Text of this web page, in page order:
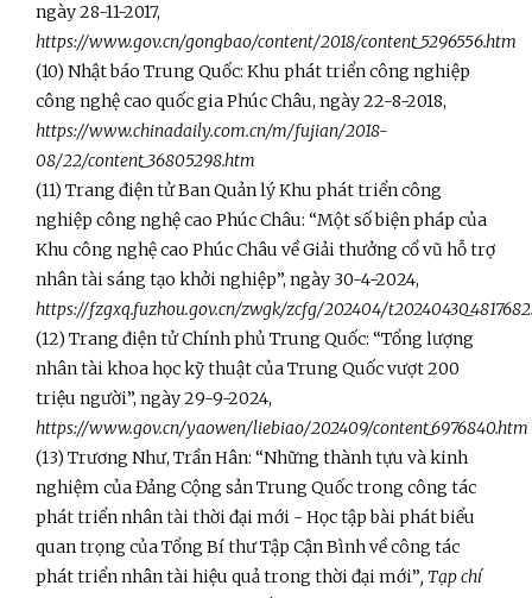
ngày 28-11-2017,
https://www.gov.cn/gongbao/content/2018/content_5296556.htm
(10) Nhật báo Trung Quốc: Khu phát triển công nghiệp
công nghệ cao quốc gia Phúc Châu, ngày 22-8-2018,
https://www.chinadaily.com.cn/m/fujian/2018-
08/22/content_36805298.htm
(11) Trang điện tử Ban Quản lý Khu phát triển công
nghiệp công nghệ cao Phúc Châu: “Một số biện pháp của
Khu công nghệ cao Phúc Châu về Giải thưởng cổ vũ hỗ trợ
nhân tài sáng tạo khởi nghiệp”, ngày 30-4-2024,
https://fzgxq.fuzhou.gov.cn/zwgk/zcfg/202404/
(12) Trang điện tử Chính phủ Trung Quốc: “Tổng lượng
nhân tài khoa học kỹ thuật của Trung Quốc vượt 200
triệu người”, ngày 29-9-2024,
https://www.gov.cn/yaowen/liebiao/202409/content_6976840.htm
(13) Trương Như, Trần Hân: “Những thành tựu và kinh
nghiệm của Đảng Cộng sản Trung Quốc trong công tác
phát triển nhân tài thời đại mới - Học tập bài phát biểu
quan trọng của Tổng Bí thư Tập Cận Bình về công tác
phát triển nhân tài hiệu quả trong thời đại mới”, Tạp chí